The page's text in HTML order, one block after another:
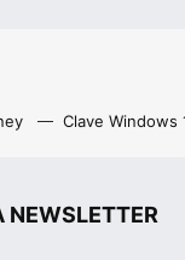
Clave Windows